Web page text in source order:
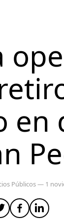
en
Públicos— 1